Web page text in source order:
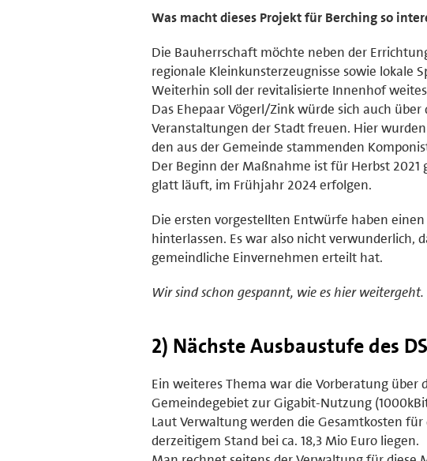
Was macht dieses Projekt für Berching so
Die Bauherrschaft möchte neben der
regionale Kleinkunsterzeugnisse sowie lokale
Weiterhin soll der revitalisierte Innenhof
Das Ehepaar Vögerl/Zink würde sich auch
Veranstaltungen der Stadt freuen. Hier
den aus der Gemeinde stammenden
Der Beginn der Maßnahme ist für Herbst
glatt läuft, im Frühjahr 2024 erfolgen.
Die ersten vorgestellten Entwürfe haben
hinterlassen. Es war also nicht verwunderlich,
gemeindliche Einvernehmen erteilt hat.
Wir sind schon gespannt, wie es hier weitergeht.
2) Nächste Ausbaustufe des
Ein weiteres Thema war die Vorberatung über
Gemeindegebiet zur Gigabit-Nutzung
Laut Verwaltung werden die Gesamtkosten
derzeitigem Stand bei ca. 18,3 Mio Euro liegen.